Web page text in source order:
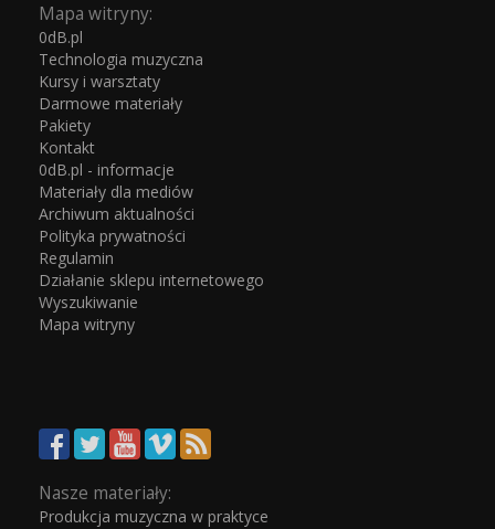
Mapa witryny:
0dB.pl
Technologia muzyczna
Kursy i warsztaty
Darmowe materiały
Pakiety
Kontakt
0dB.pl - informacje
Materiały dla mediów
Archiwum aktualności
Polityka prywatności
Regulamin
Działanie sklepu internetowego
Wyszukiwanie
Mapa witryny
Nasze materiały:
Produkcja muzyczna w praktyce